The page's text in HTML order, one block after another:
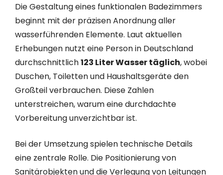
Die Gestaltung eines funktionalen Badezimmers
beginnt mit der präzisen Anordnung aller
wasserführenden Elemente. Laut aktuellen
Erhebungen nutzt eine Person in Deutschland
durchschnittlich123 Liter Wasser täglich, wobei
Duschen, Toiletten und Haushaltsgeräte den
Großteil verbrauchen. Diese Zahlen
unterstreichen, warum eine durchdachte
Vorbereitung unverzichtbar ist.
Bei der Umsetzung spielen technische Details
eine zentrale Rolle. Die Positionierung von
Sanitärobjekten und die Verlegung von Leitungen